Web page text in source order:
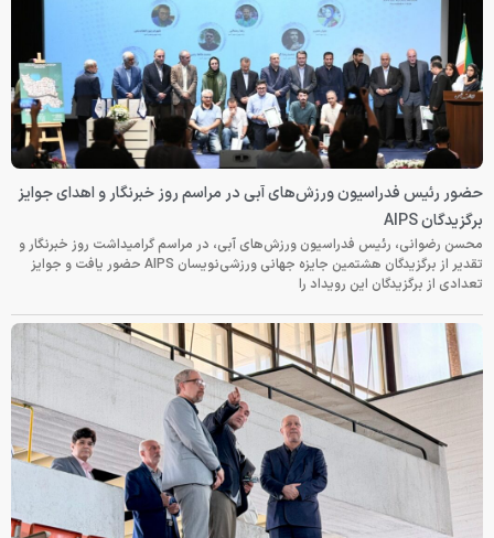
حضور رئیس فدراسیون ورزش‌های آبی در مراسم روز خبرنگار و اهدای جوایز
برگزیدگان AIPS
محسن رضوانی، رئیس فدراسیون ورزش‌های آبی، در مراسم گرامیداشت روز خبرنگار و
تقدیر از برگزیدگان هشتمین جایزه جهانی ورزشی‌نویسان AIPS حضور یافت و جوایز
تعدادی از برگزیدگان این رویداد را